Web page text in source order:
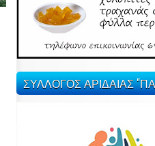
ΣΥΛΛΟΓΟΣ ΑΡΙΔΑΙΑΣ